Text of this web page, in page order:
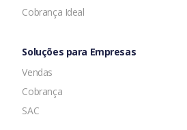
Cobrança Ideal
Soluções para Empresas
Vendas
Cobrança
SAC